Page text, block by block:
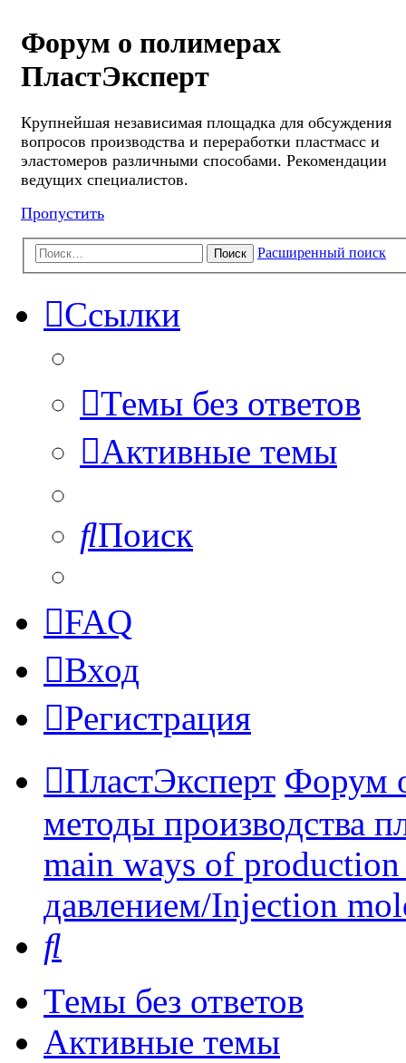
Форум о полимерах
ПластЭксперт
Крупнейшая независимая площадка для обсуждения
вопросов производства и переработки пластмасс и
эластомеров различными способами. Рекомендации
ведущих специалистов.
Пропустить
Поиск Расширенный поиск
Ссылки
Темы без ответов
Активные темы
Поиск
FAQ
Вход
Регистрация
ПластЭксперт Форум
методы производства
main ways of
давлением/Injection
Темы без ответов
Активные темы